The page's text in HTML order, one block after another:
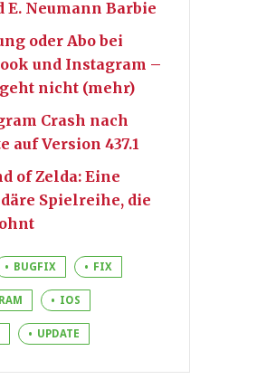
E. Neumann Barbie
oder Abo bei
und Instagram –
nicht (mehr)
Crash nach
auf Version 437.1
of Zelda: Eine
Spielreihe, die
BUGFIX FIX
IOS
UPDATE